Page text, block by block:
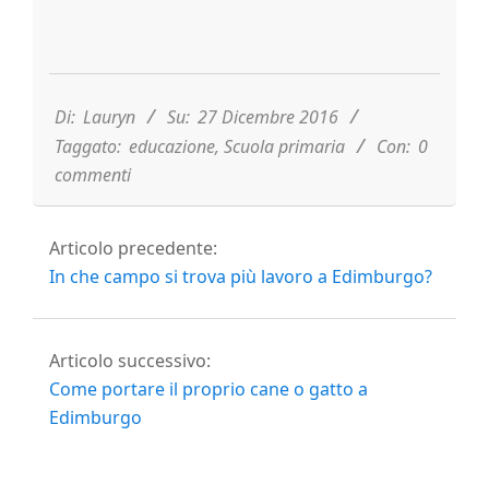
27
Di: Lauryn Su: 27 Dicembre 2016
Taggato: educazione, Scuola primaria Con: 0
commenti
Articolo precedente:
In che campo si trova più lavoro a Edimburgo?
Articolo successivo:
Come portare il proprio cane o gatto a
Edimburgo